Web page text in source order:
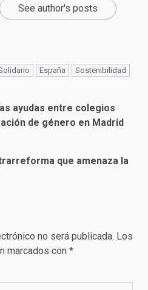
See author's posts
España Sostenibilidad
ayudas entre colegios
de género en Madrid
que amenaza la
no será publicada. Los
marcados con *